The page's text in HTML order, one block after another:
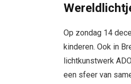
Op zondag 14
kinderen. Ook in
lichtkunstwerk
een sfeer van